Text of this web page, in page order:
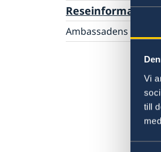
Vi
till
Rösta i Honduras
Akut hjälp i Honduras
Pass i Honduras
Hjälp kring
Reseinformation
Ambassadens
Allmänna
Naturförhållanden
In- och
Hälso- och sjukvård
Lokala lagar och
Kriminalitet och